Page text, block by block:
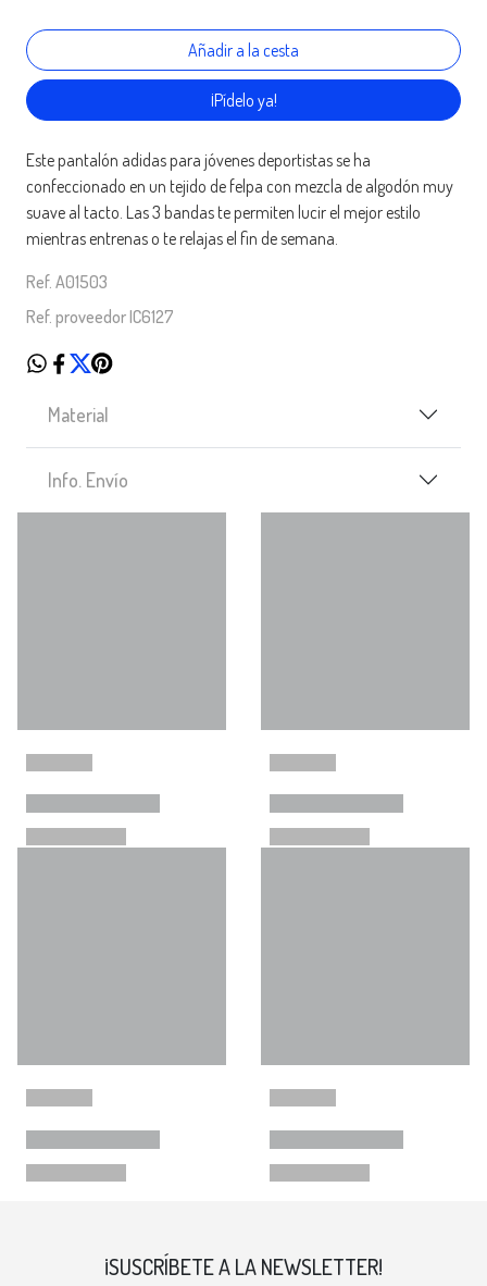
¡Pídelo ya!
Este pantalón adidas para jóvenes deportistas se ha
confeccionado en un tejido de felpa con mezcla de algodón muy
suave al tacto. Las 3 bandas te permiten lucir el mejor estilo
mientras entrenas o te relajas el fin de semana.
Ref. A01503
Ref. proveedor IC6127
Material
Info. Envío
¡SUSCRÍBETE A LA NEWSLETTER!